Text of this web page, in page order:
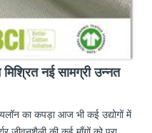
नई सामग्री उन्नत
का कपड़ा आज भी कई उद्योगों में